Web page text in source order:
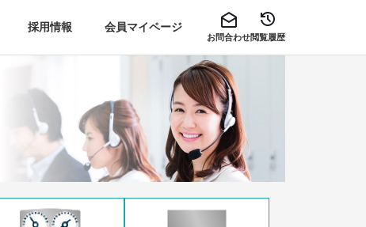
採用情報 会員マイページ
お問合わせ閲覧履歴